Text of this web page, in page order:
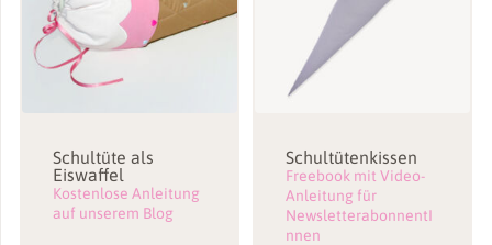
Schultüte als
Eiswaffel
Kostenlose Anleitung
auf unserem Blog
Schultütenkissen
Freebook mit Video-
Anleitung für
NewsletterabonnentI
nnen